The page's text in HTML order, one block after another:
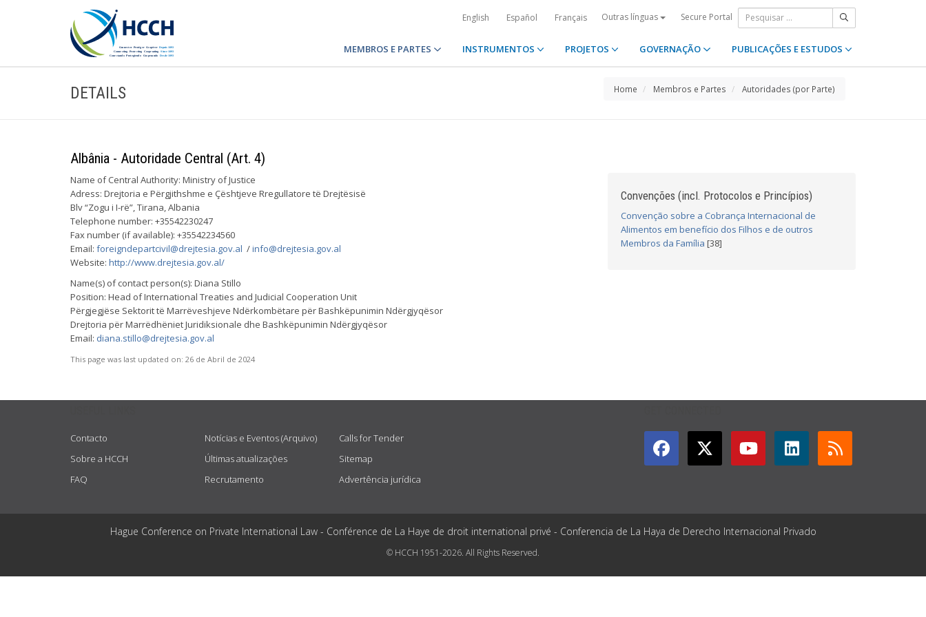
English Español Français Outras línguas Secure Portal
MEMBROS E PARTES INSTRUMENTOS PROJETOS GOVERNAÇÃO PUBLICAÇÕES E ESTUDOS
DETAILS Home Membros e Partes Autoridades (por Parte)
Albânia - Autoridade Central (Art. 4)
Name of Central Authority: Ministry of Justice
Adress: Drejtoria e Përgjithshme e Çështjeve Rregullatore të Drejtësisë
Blv “Zogu i I-rë”, Tirana, Albania
Telephone number: +35542230247
Fax number (if available): +35542234560
Email: foreigndepartcivil@drejtesia.gov.al /info@drejtesia.gov.al
Website: http://www.drejtesia.gov.al/
Name(s) of contact person(s): Diana Stillo
Position: Head of International Treaties and Judicial Cooperation Unit
Përgjegjëse Sektorit të Marrëveshjeve Ndërkombëtare për Bashkëpunimin Ndërgjyqësor
Drejtoria për Marrëdhëniet Juridiksionale dhe Bashkëpunimin Ndërgjyqësor
Email: diana.stillo@drejtesia.gov.al
This page was last updated on: 26 de Abril de 2024
Convenções (incl. Protocolos e Princípios)
Convenção sobre a Cobrança Internacional de
Alimentos em benefício dos Filhos e de outros
Membros da Família [38]
Contacto
Sobre a HCCH
FAQ
Notícias e Eventos (Arquivo)
Últimas atualizações
Recrutamento
Calls for Tender
Sitemap
Advertência jurídica
Hague Conference on Private International Law - Conférence de La Haye de droit international privé - Conferencia de La Haya de Derecho Internacional Privado
© HCCH 1951-2026. All Rights Reserved.